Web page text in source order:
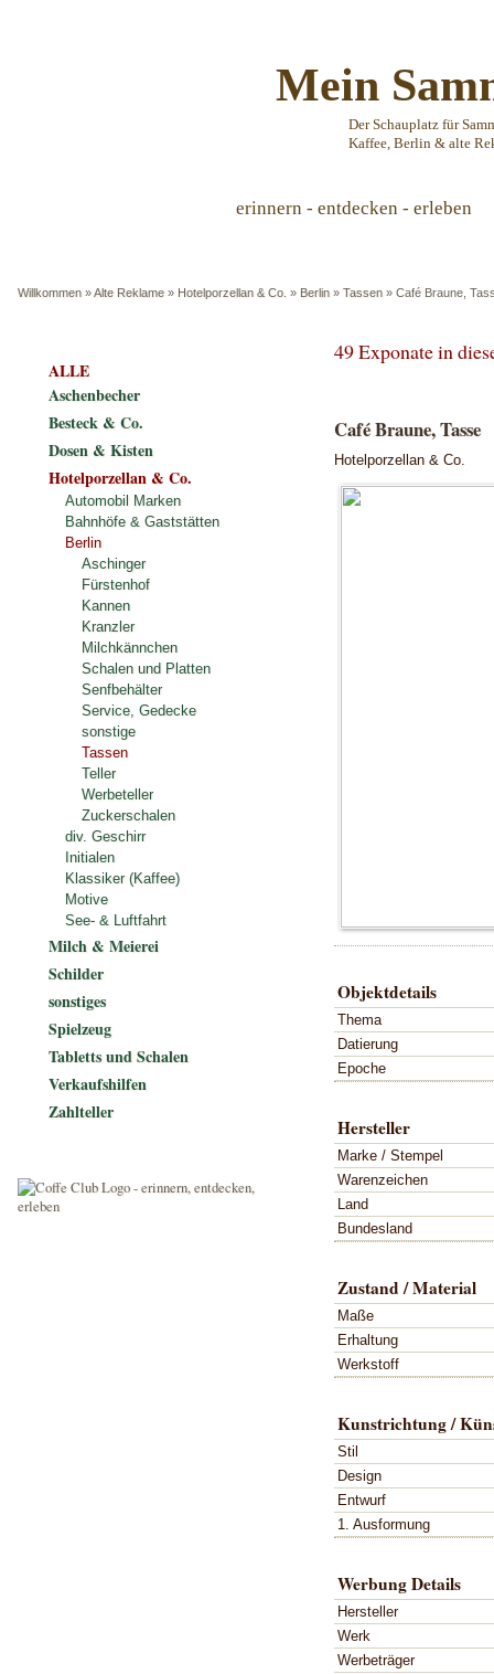
Mein
Der Schauplatz für
Kaffee, Berlin & alte
erinnern - entdecken - erleben
Willkommen »Alte Reklame » Hotelporzellan & Co. » Berlin » Tassen » Café Braune,
49 Exponate in
Café Braune, Tasse
Hotelporzellan & Co.
Objektdetails
Thema
Datierung
Epoche
Hersteller
Marke / Stempel
Warenzeichen
Land
Bundesland
Zustand / Material
Maße
Erhaltung
Werkstoff
Kunstrichtung /
Stil
Design
Entwurf
1. Ausformung
Werbung Details
Hersteller
Werk
Werbeträger
ALLE
Aschenbecher
Besteck & Co.
Dosen & Kisten
Hotelporzellan & Co.
Automobil Marken
Bahnhöfe & Gaststätten
Berlin
Aschinger
Fürstenhof
Kannen
Kranzler
Milchkännchen
Schalen und Platten
Senfbehälter
Service, Gedecke
sonstige
Tassen
Teller
Werbeteller
Zuckerschalen
div. Geschirr
Initialen
Klassiker (Kaffee)
Motive
See- & Luftfahrt
Milch & Meierei
Schilder
sonstiges
Spielzeug
Tabletts und Schalen
Verkaufshilfen
Zahlteller